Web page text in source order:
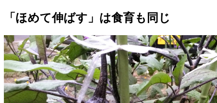
「ほめて伸ばす」は食育も同じ